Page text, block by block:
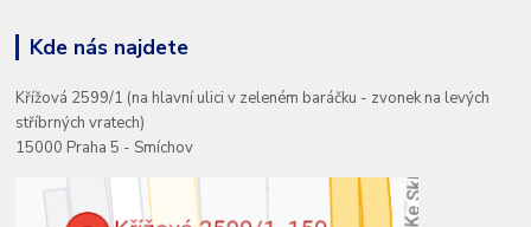
Kde nás najdete
Křížová 2599/1 (na hlavní ulici v zeleném baráčku - zvonek na levých
stříbrných vratech)
15000 Praha 5 - Smíchov